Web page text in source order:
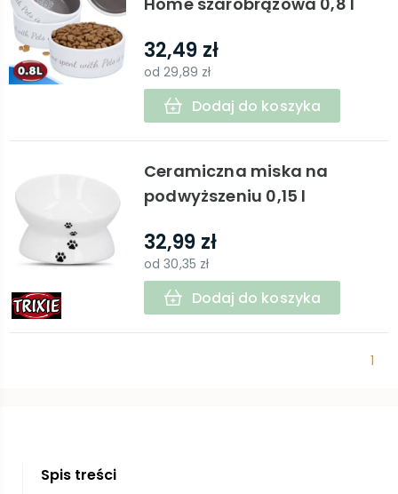
32,49 zł
od29,89 zł
Dodaj do koszyka
Ceramiczna miska na
podwyższeniu 0,15 l
32,99 zł
od30,35 zł
Dodaj do koszyka
1
Spis treści